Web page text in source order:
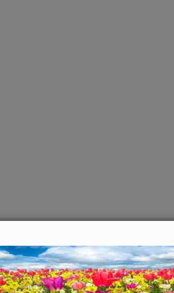
Fiori di Crataegus laevigata